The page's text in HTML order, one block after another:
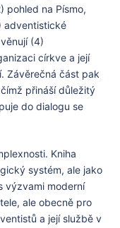
pohled na Písmo,
adventistické
(4)
církve a její
Závěrečná část pak
přináší důležitý
do dialogu se
Kniha
systém, ale jako
výzvami moderní
ale obecně pro
a její službě v